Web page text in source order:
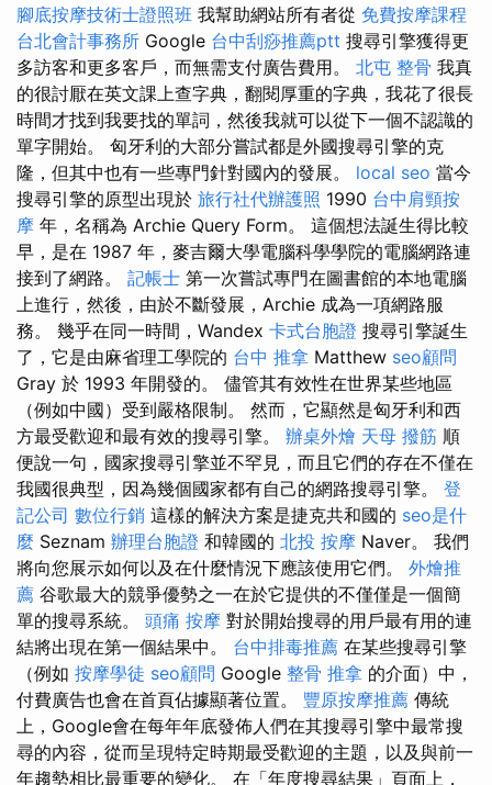
腳底按摩技術士證照班 我幫助網站所有者從 免費按摩課程
台北會計事務所 Google 台中刮痧推薦ptt 搜尋引擎獲得更
多訪客和更多客戶，而無需支付廣告費用。 北屯 整骨 我真
的很討厭在英文課上查字典，翻閱厚重的字典，我花了很長
時間才找到我要找的單詞，然後我就可以從下一個不認識的
單字開始。 匈牙利的大部分嘗試都是外國搜尋引擎的克
隆，但其中也有一些專門針對國內的發展。 local seo 當今
搜尋引擎的原型出現於 旅行社代辦護照 1990 台中肩頸按
摩 年，名稱為 Archie Query Form。 這個想法誕生得比較
早，是在 1987 年，麥吉爾大學電腦科學學院的電腦網路連
接到了網路。 記帳士 第一次嘗試專門在圖書館的本地電腦
上進行，然後，由於不斷發展，Archie 成為一項網路服
務。 幾乎在同一時間，Wandex 卡式台胞證 搜尋引擎誕生
了，它是由麻省理工學院的 台中 推拿 Matthew seo顧問
Gray 於 1993 年開發的。 儘管其有效性在世界某些地區
（例如中國）受到嚴格限制。 然而，它顯然是匈牙利和西
方最受歡迎和最有效的搜尋引擎。 辦桌外燴 天母 撥筋 順
便說一句，國家搜尋引擎並不罕見，而且它們的存在不僅在
我國很典型，因為幾個國家都有自己的網路搜尋引擎。 登
記公司 數位行銷 這樣的解決方案是捷克共和國的 seo是什
麼 Seznam 辦理台胞證 和韓國的 北投 按摩 Naver。 我們
將向您展示如何以及在什麼情況下應該使用它們。 外燴推
薦 谷歌最大的競爭優勢之一在於它提供的不僅僅是一個簡
單的搜尋系統。 頭痛 按摩 對於開始搜尋的用戶最有用的連
結將出現在第一個結果中。 台中排毒推薦 在某些搜尋引擎
（例如 按摩學徒 seo顧問 Google 整骨 推拿 的介面）中，
付費廣告也會在首頁佔據顯著位置。 豐原按摩推薦 傳統
上，Google會在每年年底發佈人們在其搜尋引擎中最常搜
尋的內容，從而呈現特定時期最受歡迎的主題，以及與前一
年趨勢相比最重要的變化。 在「年度搜尋結果」頁面上，